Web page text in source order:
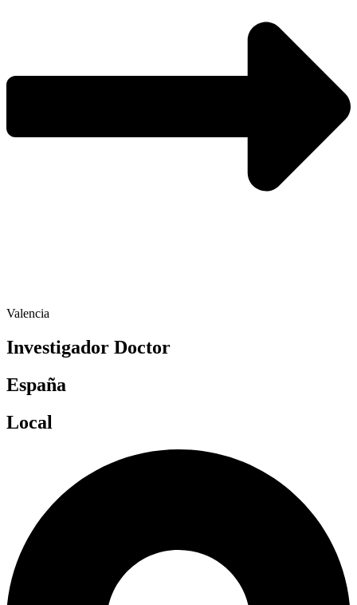
Valencia
Investigador Doctor
España
Local